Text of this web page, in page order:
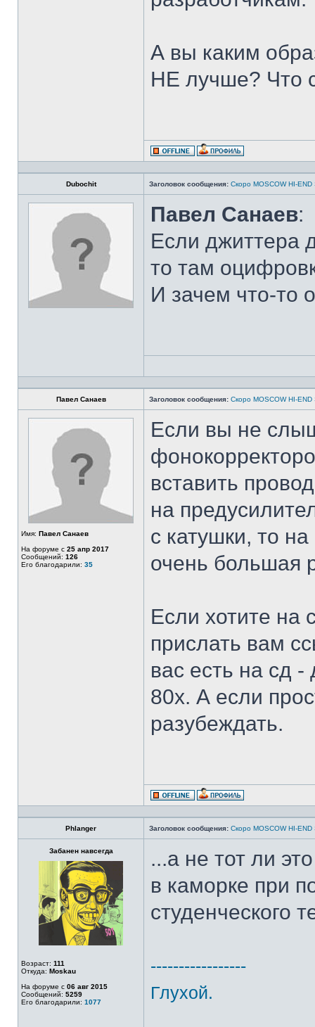
А вы каким
НЕ лучше? Что
Dubochit Заголовок сообщения: Скоро MOSCOW HI-END
Павел Санаев:
Если джиттера
то там
И зачем что-то
Павел Санаев Заголовок сообщения: Скоро MOSCOW HI-END
Имя: Павел Санаев
На форуме с 25 апр 2017
Сообщений: 126
Его благодарили: 35
Если вы не
вставить
на
с катушки, то
очень большая
Если хотите на
прислать вам
вас есть на сд
80х. А если
разубеждать.
Phlanger Заголовок сообщения: Скоро MOSCOW HI-END
Забанен навсегда
Возраст: 111
Откуда: Moskau
На форуме с 06 авг 2015
Сообщений: 5259
Его благодарили: 1077
...а не тот ли
в каморке при
студенческого
-----------------
Глухой.